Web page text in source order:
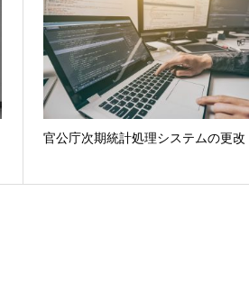
官公庁次期統計処理システムの更改